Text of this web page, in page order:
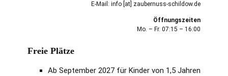
E-Mail: info [at] zaubernuss-schildow.de
Öffnungszeiten
Mo. – Fr. 07:15 – 16:00
Freie Plätze
Ab September 2027 für Kinder von 1,5 Jahren